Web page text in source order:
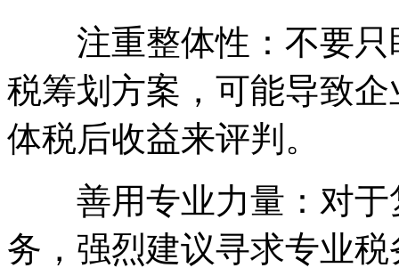
注重整体性：不要只
税筹划方案，可能导致
体税后收益来评判。
善用专业力量：对于
务，强烈建议寻求专业